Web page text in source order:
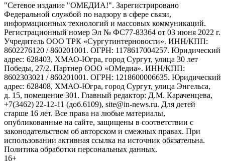
"Сетевое издание "ОМЕДИА!". Зарегистрировано
Федеральной службой по надзору в сфере связи,
информационных технологий и массовых коммуникаций.
Регистрационный номер Эл № ФС77-83364 от 03 июня 2022 г.
Учредитель ООО ТРК «Сургутинтерновости». ИНН/КПП:
8602276120 / 860201001. ОГРН: 1178617004257. Юридический
адрес: 628403, ХМАО-Югра, город Сургут, улица 30 лет
Победы, 27/2. Партнер ООО «ОМедиа». ИНН/КПП:
8602303021 / 860201001. ОГРН: 1218600006635. Юридический
адрес: 628408, ХМАО-Югра, город Сургут, улица Энгельса,
д. 15, помещение 301. Главный редактор: Д.М. Караченцева,
+7(3462) 22-12-11 (доб.6109), site@in-news.ru. Для детей
старше 16 лет. Все права на любые материалы,
опубликованные на сайте, защищены в соответствии с
законодательством об авторском и смежных правах. При
использовании активная ссылка на источник обязательна.
Политика обработки персональных данных.
16+